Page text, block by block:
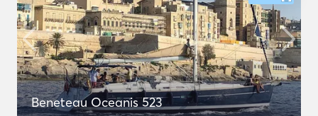
Beneteau Oceanis 523